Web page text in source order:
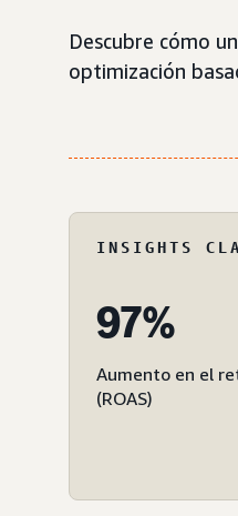
Descubre cómo
optimización
INSIGHTS
97%
Aumento en el
(ROAS)